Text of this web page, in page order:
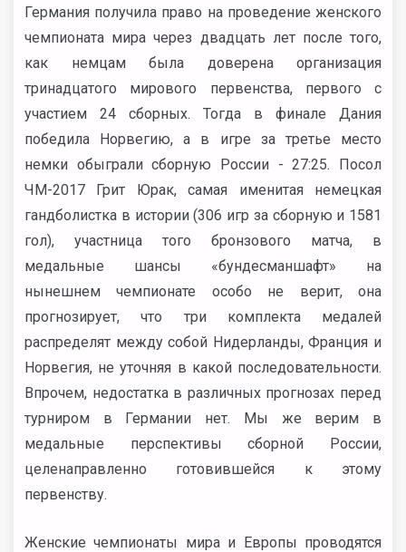
Германия получила право на проведение женского
чемпионата мира через двадцать лет после того,
как немцам была доверена организация
тринадцатого мирового первенства, первого с
участием 24 сборных. Тогда в финале Дания
победила Норвегию, а в игре за третье место
немки обыграли сборную России - 27:25. Посол
ЧМ-2017 Грит Юрак, самая именитая немецкая
гандболистка в истории (306 игр за сборную и 1581
гол), участница того бронзового матча, в
медальные шансы «бундесманшафт» на
нынешнем чемпионате особо не верит, она
прогнозирует, что три комплекта медалей
распределят между собой Нидерланды, Франция и
Норвегия, не уточняя в какой последовательности.
Впрочем, недостатка в различных прогнозах перед
турниром в Германии нет. Мы же верим в
медальные перспективы сборной России,
целенаправленно готовившейся к этому
первенству.
Женские чемпионаты мира и Европы проводятся